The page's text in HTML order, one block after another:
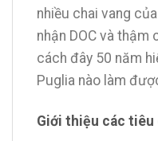
nhiều chai vang
nhận DOC và thậm
cách đây 50 năm
Puglia nào làm
Giới thiệu các tiêu